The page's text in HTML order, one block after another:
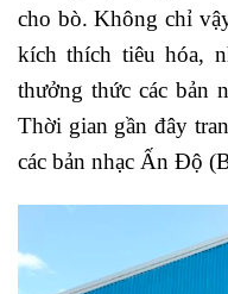
cho bò. Không chỉ
kích thích tiêu hóa,
thưởng thức các bản
Thời gian gần đây
các bản nhạc Ấn Độ